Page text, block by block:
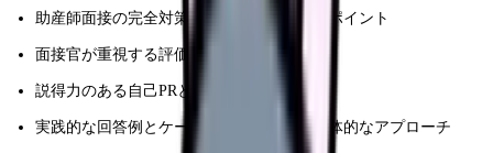
助産師面接の完全対策手順と合格のためのポイント
面接官が重視する評価基準と質問の意図
説得力のある自己PRと志望動機の作成方法
実践的な回答例とケーススタディによる具体的なアプローチ